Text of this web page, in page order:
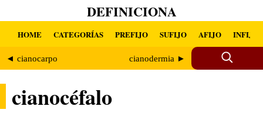
DEFINICIONA
HOME CATEGORÍAS PREFIJO SUFIJO AFIJO INFIJO
◄ cianocarpo cianodermia ►
cianocéfalo